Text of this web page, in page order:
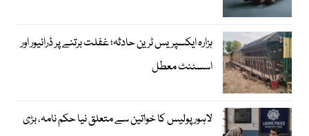
ہزارہ ایکسپریس ٹرین حادثہ؛ غفلت برتنے پر ڈرائیور اور
اسسٹنٹ معطل
لاہور پولیس کا خواتین سے متعلق نیا حکم نامہ، بڑی